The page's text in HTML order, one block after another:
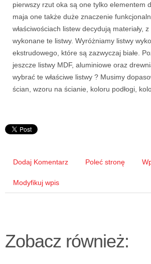
pierwszy rzut oka są one tylko elementem
maja one także duże znaczenie
właściwościach listew decydują materiały,
wykonane te listwy. Wyróżniamy listwy
ekstrudowego, które są zazwyczaj białe.
jeszcze listwy MDF, aluminiowe oraz
wybrać te właściwe listwy ? Musimy
ścian, wzoru na ścianie, koloru podłogi,
Dodaj Komentarz Poleć stronę
Modyfikuj wpis
Zobacz również: